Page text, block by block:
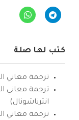
كتب لها صلة
ترجمة معاني
ترجمة معاني
انترناشونال)
ترجمة معاني